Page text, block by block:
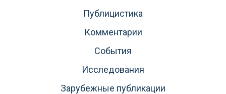
Публицистика
Комментарии
События
Исследования
Зарубежные публикации